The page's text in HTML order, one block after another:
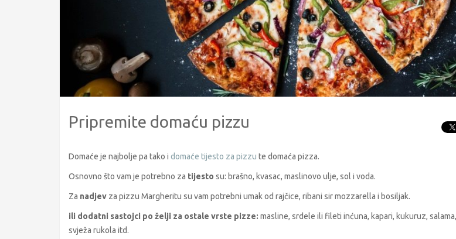
Pripremite domaću pizzu
Domaće je najbolje pa tako i domaće tijesto za pizzu te domaća pizza.
Osnovno što vam je potrebno za tijesto su: brašno, kvasac, maslinovo ulje, sol i voda.
Za nadjev za pizzu Margheritu su vam potrebni umak od rajčice, ribani sir mozzarella i bosiljak.
ili dodatni sastojci po želji za ostale vrste pizze: masline, srdele ili fileti inćuna, kapari, kukuruz,
svježa rukola itd.